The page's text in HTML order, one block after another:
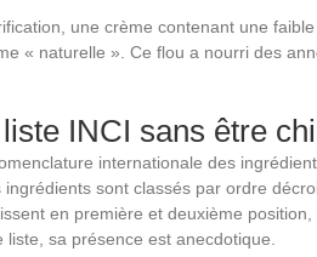
une crème contenant une
« naturelle ». Ce flou a nourri des
INCI sans être
internationale des
sont classés par ordre
en première et deuxième
liste, sa présence est anecdotique.